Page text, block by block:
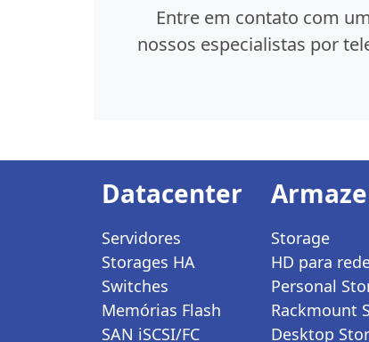
Entre em contato com
nossos especialistas por
Datacenter
Servidores
Storages HA
Switches
Memórias Flash
SAN iSCSI/FC
Storage
HD para
Personal
Rackmount
Desktop